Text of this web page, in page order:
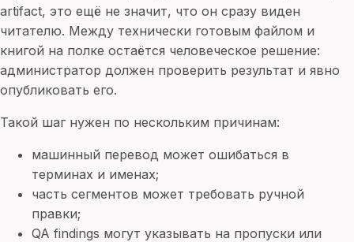
artifact, это ещё не значит, что он сразу виден
читателю. Между технически готовым файлом и
книгой на полке остаётся человеческое решение:
администратор должен проверить результат и явно
опубликовать его.
Такой шаг нужен по нескольким причинам:
машинный перевод может ошибаться в
терминах и именах;
часть сегментов может требовать ручной
правки;
QA findings могут указывать на пропуски или